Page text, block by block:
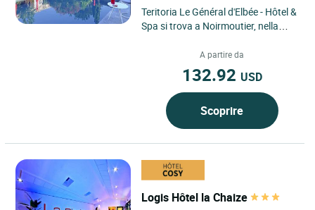
Teritoria Le Général d'Elbée - Hôtel &
Spa si trova a Noirmoutier, nella
A partire da
132.92 USD
Scoprire
Logis Hôtel la Chaize